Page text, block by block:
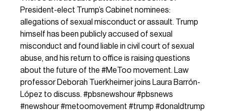
President-elect Trump’s Cabinet nominees:
allegations of sexual misconduct or assault. Trump
himself has been publicly accused of sexual
misconduct and found liable in civil court of sexual
abuse, and his return to office is raising questions
about the future of the #MeToo movement. Law
professor Deborah Tuerkheimer joins Laura Barrón-
López to discuss. #pbsnewshour#pbsnews
#newshour#metoomovement #trump #donaldtrump